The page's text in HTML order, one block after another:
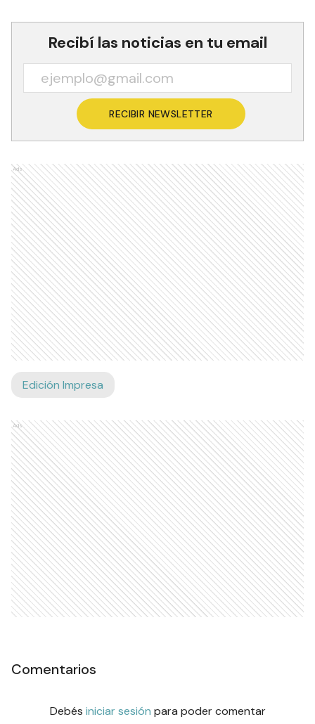
Recibí las noticias en tu email
RECIBIR NEWSLETTER
Ads
Edición Impresa
Ads
Comentarios
Debés iniciar sesión para poder comentar